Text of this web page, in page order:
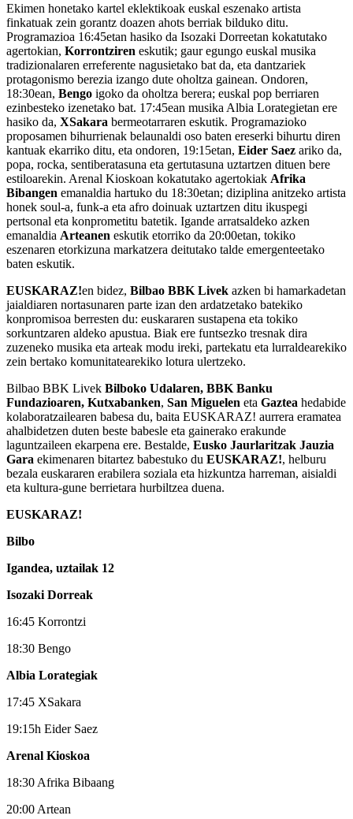
Ekimen honetako kartel eklektikoak euskal eszenako artista
finkatuak zein gorantz doazen ahots berriak bilduko ditu.
Programazioa 16:45etan hasiko da Isozaki Dorreetan kokatutako
agertokian, Korrontziren eskutik; gaur egungo euskal musika
tradizionalaren erreferente nagusietako bat da, eta dantzariek
protagonismo berezia izango dute oholtza gainean. Ondoren,
18:30ean, Bengo igoko da oholtza berera; euskal pop berriaren
ezinbesteko izenetako bat. 17:45ean musika Albia Lorategietan ere
hasiko da, XSakara bermeotarraren eskutik. Programazioko
proposamen bihurrienak belaunaldi oso baten ereserki bihurtu diren
kantuak ekarriko ditu, eta ondoren, 19:15etan, Eider Saez ariko da,
popa, rocka, sentiberatasuna eta gertutasuna uztartzen dituen bere
estiloarekin. Arenal Kioskoan kokatutako agertokiak Afrika
Bibangen emanaldia hartuko du 18:30etan; diziplina anitzeko artista
honek soul-a, funk-a eta afro doinuak uztartzen ditu ikuspegi
pertsonal eta konprometitu batetik. Igande arratsaldeko azken
emanaldia Arteanen eskutik etorriko da 20:00etan, tokiko
eszenaren etorkizuna markatzera deitutako talde emergenteetako
baten eskutik.
EUSKARAZ!en bidez, Bilbao BBK Livek azken bi hamarkadetan
jaialdiaren nortasunaren parte izan den ardatzetako batekiko
konpromisoa berresten du: euskararen sustapena eta tokiko
sorkuntzaren aldeko apustua. Biak ere funtsezko tresnak dira
zuzeneko musika eta arteak modu ireki, partekatu eta lurraldearekiko
zein bertako komunitatearekiko lotura ulertzeko.
Bilbao BBK Livek Bilboko Udalaren, BBK Banku
Fundazioaren, Kutxabanken, San Miguelen eta Gaztea hedabide
kolaboratzailearen babesa du, baita EUSKARAZ! aurrera eramatea
ahalbidetzen duten beste babesle eta gainerako erakunde
laguntzaileen ekarpena ere. Bestalde, Eusko Jaurlaritzak Jauzia
Gara ekimenaren bitartez babestuko du EUSKARAZ!, helburu
bezala euskararen erabilera soziala eta hizkuntza harreman, aisialdi
eta kultura-gune berrietara hurbiltzea duena.
EUSKARAZ!
Bilbo
Igandea, uztailak 12
Isozaki Dorreak
16:45 Korrontzi
18:30 Bengo
Albia Lorategiak
17:45 XSakara
19:15h Eider Saez
Arenal Kioskoa
18:30 Afrika Bibaang
20:00 Artean